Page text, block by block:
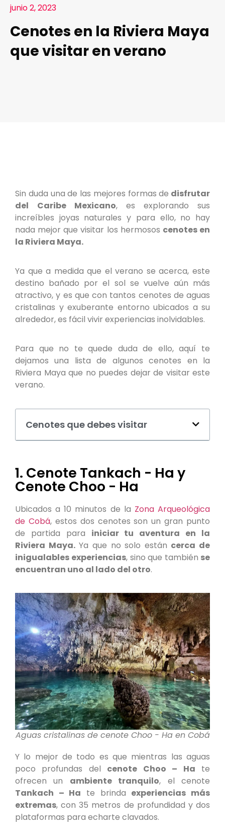
junio 2, 2023
Cenotes en la Riviera Maya
que visitar en verano
Sin duda una de las mejores formas de disfrutar
del
Caribe Mexicano, es explorando sus
increíbles joyas naturales y para ello, no hay
nada mejor que visitar los hermosos cenotes en
la Riviera Maya.
Ya que a medida que el verano se acerca, este
destino bañado por el sol se vuelve aún más
atractivo, y es que con tantos cenotes de aguas
cristalinas y exuberante entorno ubicados a su
alrededor, es fácil vivir experiencias inolvidables.
Para que no te quede duda de ello, aquí te
dejamos una lista de algunos cenotes en la
Riviera Maya que no puedes dejar de visitar este
verano.
Cenotes que debes visitar
1. Cenote Tankach - Ha y
Cenote Choo - Ha
Ubicados a 10 minutos de la Zona Arqueológica
de Cobá, estos dos cenotes son un gran punto
de partida para iniciar tu aventura en la
Riviera Maya.Ya que no solo están cerca de
inigualables experiencias, sino que también se
encuentran uno al lado del otro.
Aguas cristalinas de cenote Choo - Ha en Cobá
Y lo mejor de todo es que mientras las aguas
poco profundas del cenote Choo – Ha te
ofrecen un ambiente tranquilo, el cenote
Tankach – Ha te brinda experiencias más
extremas, con 35 metros de profundidad y dos
plataformas para echarte clavados.